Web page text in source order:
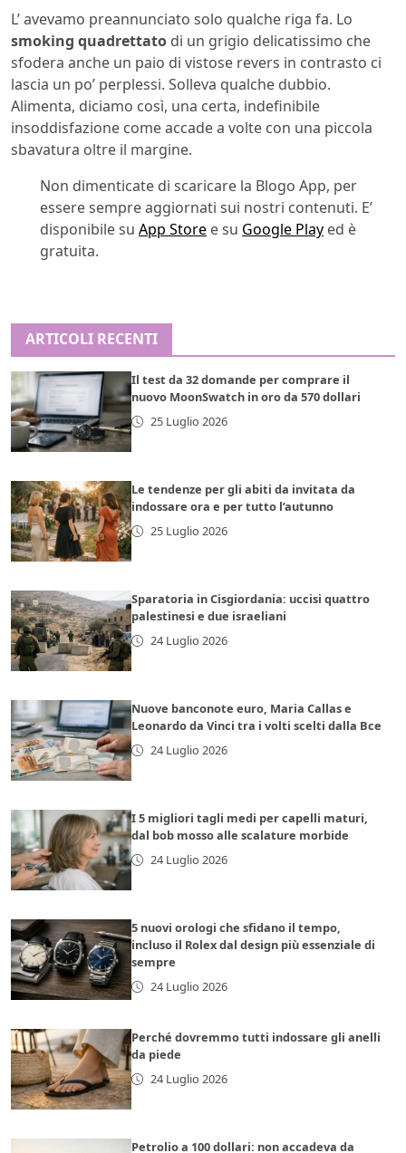
L’ avevamo preannunciato solo qualche riga fa. Lo
smoking quadrettato di un grigio delicatissimo che
sfodera anche un paio di vistose revers in contrasto ci
lascia un po’ perplessi. Solleva qualche dubbio.
Alimenta, diciamo così, una certa, indefinibile
insoddisfazione come accade a volte con una piccola
sbavatura oltre il margine.
Non dimenticate di scaricare la Blogo App, per
essere sempre aggiornati sui nostri contenuti. E’
disponibile su App Store e su Google Play ed è
gratuita.
ARTICOLI RECENTI
Il test da 32 domande per comprare il
nuovo MoonSwatch in oro da 570 dollari
25 Luglio 2026
Le tendenze per gli abiti da invitata da
indossare ora e per tutto l’autunno
25 Luglio 2026
Sparatoria in Cisgiordania: uccisi quattro
palestinesi e due israeliani
24 Luglio 2026
Nuove banconote euro, Maria Callas e
Leonardo da Vinci tra i volti scelti dalla Bce
24 Luglio 2026
I 5 migliori tagli medi per capelli maturi,
dal bob mosso alle scalature morbide
24 Luglio 2026
5 nuovi orologi che sfidano il tempo,
incluso il Rolex dal design più essenziale di
sempre
24 Luglio 2026
Perché dovremmo tutti indossare gli anelli
da piede
24 Luglio 2026
Petrolio a 100 dollari: non accadeva da